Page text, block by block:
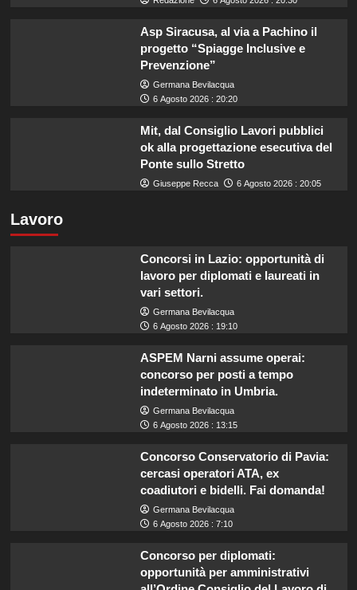
Asp Siracusa, al via a Pachino il
progetto “Spiagge Inclusive e
Prevenzione”
Germana Bevilacqua
6 Agosto 2026 : 20:20
Mit, dal Consiglio Lavori pubblici
ok alla progettazione esecutiva del
Ponte sullo Stretto
Giuseppe Recca 6 Agosto 2026 : 20:05
Lavoro
Concorsi in Lazio: opportunità di
lavoro per diplomati e laureati in
vari settori.
Germana Bevilacqua
6 Agosto 2026 : 19:10
ASPEM Narni assume operai:
concorso per posti a tempo
indeterminato in Umbria.
Germana Bevilacqua
6 Agosto 2026 : 13:15
Concorso Conservatorio di Pavia:
cercasi operatori ATA, ex
coadiutori e bidelli. Fai domanda!
Germana Bevilacqua
6 Agosto 2026 : 7:10
Concorso per diplomati:
opportunità per amministrativi